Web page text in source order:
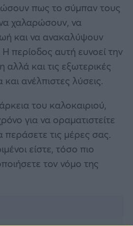
πως το σύμπαν τους
χαλαρώσουν, να
και να ανακαλύψουν
περίοδος αυτή ευνοεί την
αλλά και τις εξωτερικές
και ανέλπιστες λύσεις.
του καλοκαιριού,
για να οραματιστείτε
τις μέρες σας.
είστε, τόσο πιο
τον νόμο της